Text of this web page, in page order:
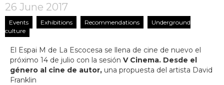
26 June 2017
Events Exhibitions Recommendations
Underground
culture
El Espai M de La Escocesa se llena de cine de nuevo el
próximo 14 de julio con la sesión V Cinema. Desde el
género al cine de autor, una propuesta del artista David
Franklin